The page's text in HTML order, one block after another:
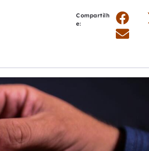
Compartilh
e: